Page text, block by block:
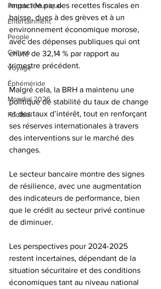
People / Musique
Entertainment
People
Culture
Voyage
Éphéméride
Mondial 2026
Football
impactée par des recettes fiscales en
baisse, dues à des grèves et à un
environnement économique morose,
avec des dépenses publiques qui ont
chuté de 32,14 % par rapport au
trimestre précédent.
Malgré cela, la BRH a maintenu une
politique de stabilité du taux de change
et des taux d’intérêt, tout en renforçant
ses réserves internationales à travers
des interventions sur le marché des
changes.
Le secteur bancaire montre des signes
de résilience, avec une augmentation
des indicateurs de performance, bien
que le crédit au secteur privé continue
de diminuer.
Les perspectives pour 2024-2025
restent incertaines, dépendant de la
situation sécuritaire et des conditions
économiques tant au niveau national